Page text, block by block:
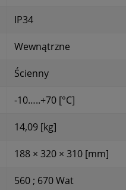
IP34
Wewnątrzne
Ścienny
-10…..+70 [°C]
14,09 [kg]
188 × 320 × 310 [mm]
560 ; 670 Wat